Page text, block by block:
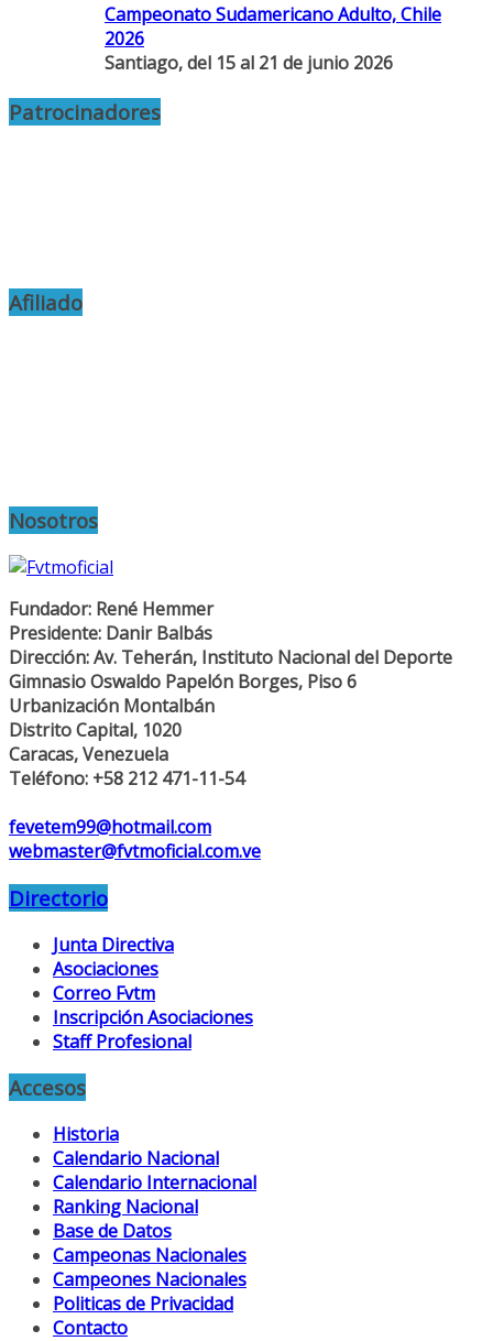
Campeonato Sudamericano Adulto, Chile
2026
Santiago, del 15 al 21 de junio 2026
Patrocinadores
Afiliado
Nosotros
Fundador: René Hemmer
Presidente: Danir Balbás
Dirección: Av. Teherán, Instituto Nacional del Deporte
Gimnasio Oswaldo Papelón Borges, Piso 6
Urbanización Montalbán
Distrito Capital, 1020
Caracas, Venezuela
Teléfono: +58 212 471-11-54
fevetem99@hotmail.com
webmaster@fvtmoficial.com.ve
Directorio
Junta Directiva
Asociaciones
Correo Fvtm
Inscripción Asociaciones
Staff Profesional
Accesos
Historia
Calendario Nacional
Calendario Internacional
Ranking Nacional
Base de Datos
Campeonas Nacionales
Campeones Nacionales
Politicas de Privacidad
Contacto